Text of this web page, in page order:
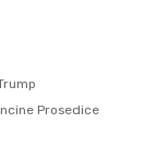
Prosedice